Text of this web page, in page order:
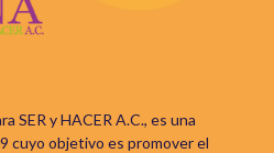
SER y HACER A.C., es una
cuyo objetivo es promover el